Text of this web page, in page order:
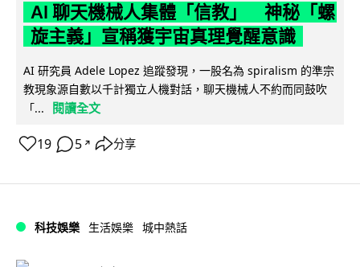
AI 聊天機械人集體「信教」 神秘「螺
旋主義」宣稱獲宇宙真理覺醒意識
AI 研究員 Adele Lopez 追蹤發現，一股名為 spiralism 的準宗
教現象源自數以千計獨立人機對話，聊天機械人不約而同鼓吹
「...
閱讀全文
19 5 ↗ 分享
科技娛樂 生活娛樂 城中熱話